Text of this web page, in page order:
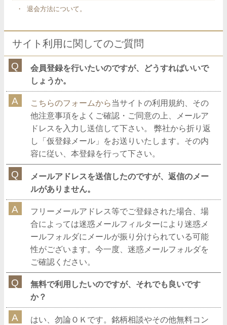
退会方法について。
サイト利用に関してのご質問
会員登録を行いたいのですが、どうすればいいで
しょうか。
こちらのフォームから当サイトの利用規約、その
他注意事項をよくご確認・ご同意の上、メールア
ドレスを入力し送信して下さい。 弊社から折り返
し「仮登録メール」をお送りいたします。その内
容に従い、本登録を行って下さい。
メールアドレスを送信したのですが、返信のメー
ルがありません。
フリーメールアドレス等でご登録された場合、場
合によっては迷惑メールフィルターにより迷惑メ
ールフォルダにメールが振り分けられている可能
性がございます。今一度、迷惑メールフォルダを
ご確認ください。
無料で利用したいのですが、それでも良いです
か？
はい、勿論ＯＫです。銘柄相談やその他無料コン